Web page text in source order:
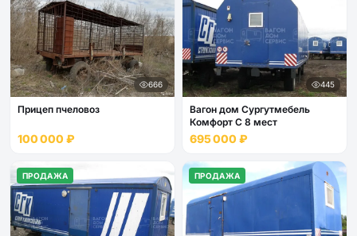
666
Прицеп пчеловоз
100 000 ₽
445
Вагон дом Сургутмебель
Комфорт С 8 мест
695 000 ₽
ПРОДАЖА ПРОДАЖА